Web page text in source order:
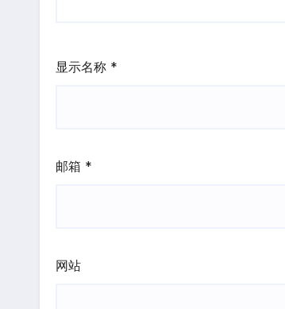
显示名称 *
邮箱 *
网站